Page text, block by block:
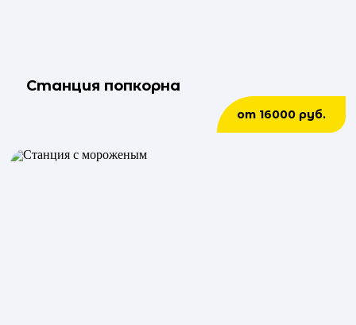
Станция попкорна
от 16000 руб.